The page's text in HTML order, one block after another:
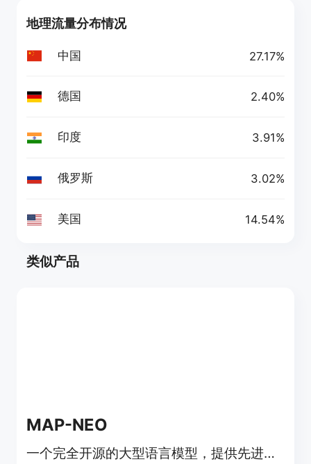
地理流量分布情况
中国 27.17%
德国 2.40%
印度 3.91%
俄罗斯 3.02%
美国 14.54%
类似产品
MAP-NEO
一个完全开源的大型语言模型，提供先进的自然语言处理能力。